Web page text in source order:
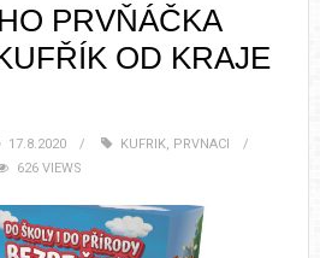
PRVŇÁČKA
OD KRAJE
17.8.2020 KUFRIK, PRVNACI
626 VIEWS